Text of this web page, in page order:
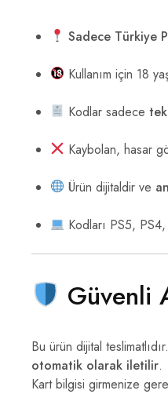
Sadece Türkiye
Kullanım için 18
Kodlar sadecetek
Kaybolan, hasar
Ürün dijitaldir ve
Kodları PS5,
Güvenli
Bu ürün dijital
otomatik olarak iletilir.
Kart bilgisi girmenize